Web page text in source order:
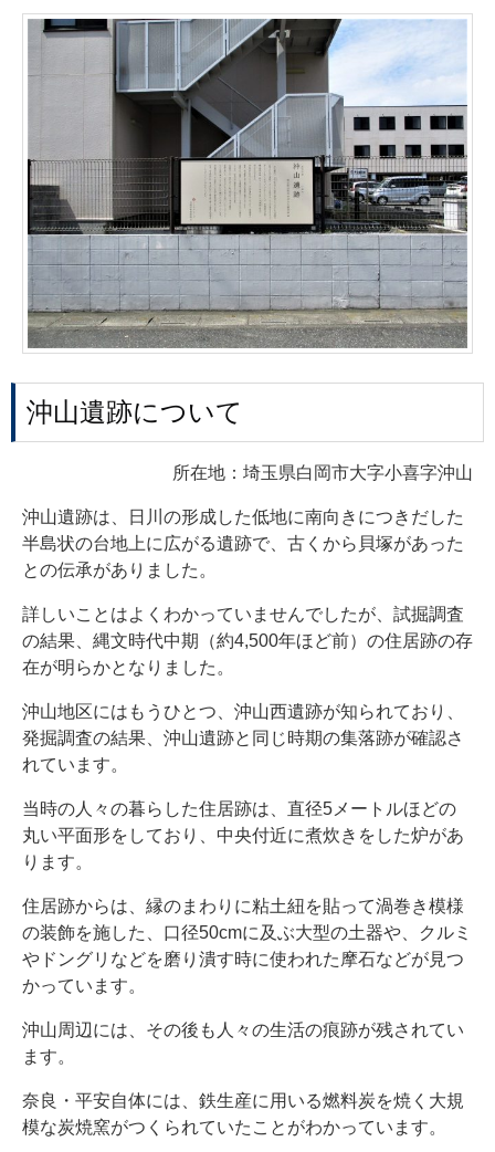
沖山遺跡について
所在地：埼玉県白岡市大字小喜字沖山
沖山遺跡は、日川の形成した低地に南向きにつきだした
半島状の台地上に広がる遺跡で、古くから貝塚があった
との伝承がありました。
詳しいことはよくわかっていませんでしたが、試掘調査
の結果、縄文時代中期（約4,500年ほど前）の住居跡の存
在が明らかとなりました。
沖山地区にはもうひとつ、沖山西遺跡が知られており、
発掘調査の結果、沖山遺跡と同じ時期の集落跡が確認さ
れています。
当時の人々の暮らした住居跡は、直径5メートルほどの
丸い平面形をしており、中央付近に煮炊きをした炉があ
ります。
住居跡からは、縁のまわりに粘土紐を貼って渦巻き模様
の装飾を施した、口径50cmに及ぶ大型の土器や、クルミ
やドングリなどを磨り潰す時に使われた摩石などが見つ
かっています。
沖山周辺には、その後も人々の生活の痕跡が残されてい
ます。
奈良・平安自体には、鉄生産に用いる燃料炭を焼く大規
模な炭焼窯がつくられていたことがわかっています。